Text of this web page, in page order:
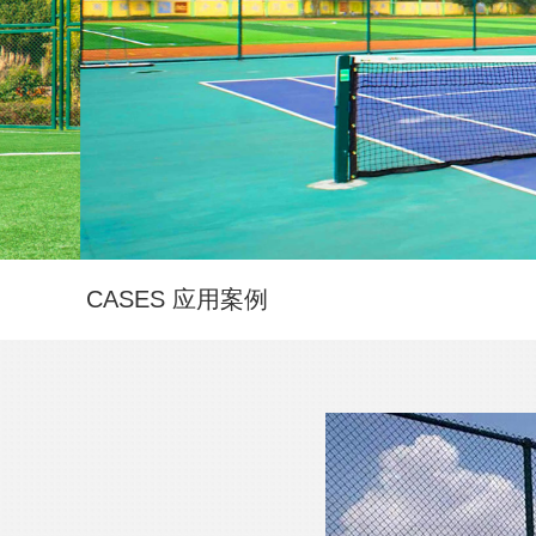
CASES 应用案例